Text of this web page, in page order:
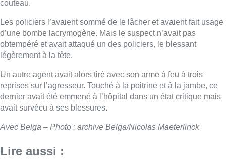
couteau.
Les policiers l’avaient sommé de le lâcher et avaient fait usage
d’une bombe lacrymogène. Mais le suspect n’avait pas
obtempéré et avait attaqué un des policiers, le blessant
légèrement à la tête.
Un autre agent avait alors tiré avec son arme à feu à trois
reprises sur l’agresseur. Touché à la poitrine et à la jambe, ce
dernier avait été emmené à l’hôpital dans un état critique mais
avait survécu à ses blessures.
Avec Belga – Photo : archive Belga/Nicolas Maeterlinck
Lire aussi :